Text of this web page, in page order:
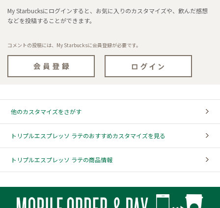
My Starbucksにログインすると、お気に入りのカスタマイズや、飲んだ感想
などを投稿することができます。
コメントの投稿には、My Starbucksに会員登録が必要です。
他のカスタマイズをさがす
トリプルエスプレッソ ラテのおすすめカスタマイズを見る
トリプルエスプレッソ ラテの商品情報